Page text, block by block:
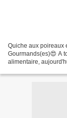
Quiche aux poireaux
Gourmands(es)😍 A
alimentaire,